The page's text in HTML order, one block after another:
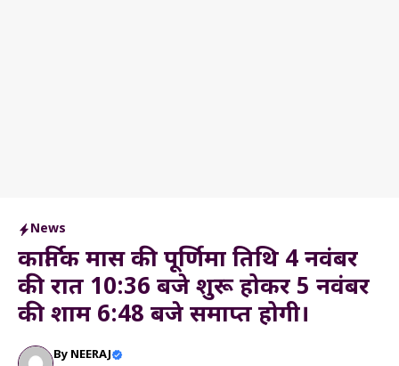
News
कार्तिक मास की पूर्णिमा तिथि 4 नवंबर
की रात 10:36 बजे शुरू होकर 5 नवंबर
की शाम 6:48 बजे समाप्त होगी।
By NEERAJ